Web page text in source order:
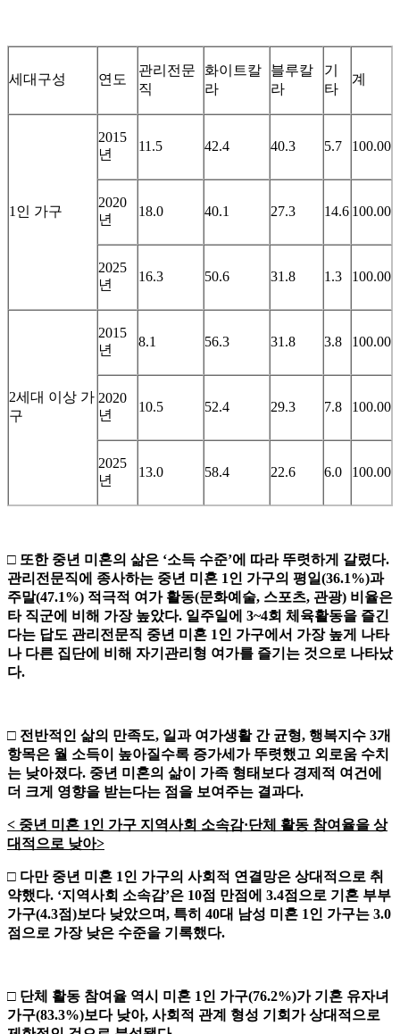
세대구성 연도
관리전문
직
화이트칼
라
블루칼
라
기
타
계
1인 가구
2015
년
11.5 42.4 40.3 5.7 100.00
2020
년
18.0 40.1 27.3 14.6 100.00
2025
년
16.3 50.6 31.8 1.3 100.00
2세대 이상 가
구
2015
년
8.1 56.3 31.8 3.8 100.00
2020
년
10.5 52.4 29.3 7.8 100.00
2025
년
13.0 58.4 22.6 6.0 100.00
□ 또한 중년 미혼의 삶은 ‘소득 수준’에 따라 뚜렷하게 갈렸다.
관리전문직에
종사하는 중년 미혼 1인 가구의 평일(36.1%)과
주말(47.1%) 적극적 여가 활동(문화예술, 스포츠, 관광) 비율은
타 직군에 비해 가장 높았다. 일주일에 3~4회 체육활동을 즐긴
다는 답도 관리전문직 중년 미혼 1인 가구에서 가장 높게 나타
나 다른 집단에 비해 자기관리형 여가를 즐기는 것으로 나타났
다.
□ 전반적인 삶의 만족도, 일과 여가생활 간 균형, 행복지수 3개
항목은 월 소득이 높아질수록 증가세가 뚜렷했고 외로움 수치
는 낮아졌다. 중년 미혼의 삶이 가족 형태보다 경제적 여건에
더 크게 영향을 받는다는 점을 보여주는 결과다.
< 중년 미혼 1인 가구 지역사회 소속감·단체 활동 참여율을 상
대적으로 낮아>
□ 다만 중년 미혼 1인 가구의 사회적 연결망은 상대적으로 취
약했다. ‘지역사회 소속감’은 10점 만점에 3.4점으로 기혼 부부
가구(4.3점)보다 낮았으며, 특히 40대 남성 미혼 1인 가구는 3.0
점으로 가장 낮은 수준을 기록했다.
□ 단체 활동 참여율 역시 미혼 1인 가구(76.2%)가 기혼 유자녀
가구(83.3%)보다 낮아, 사회적 관계 형성 기회가 상대적으로